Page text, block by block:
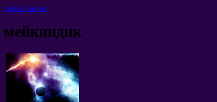
чексиз аалам
мейкиндик